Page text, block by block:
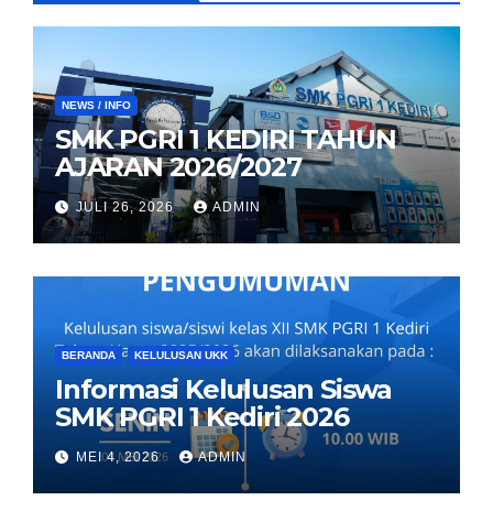
NEWS / INFO
SMK PGRI 1 KEDIRI TAHUN
AJARAN 2026/2027
JULI 26, 2026 ADMIN
BERANDA KELULUSAN UKK
Informasi Kelulusan Siswa
SMK PGRI 1 Kediri 2026
MEI 4, 2026 ADMIN